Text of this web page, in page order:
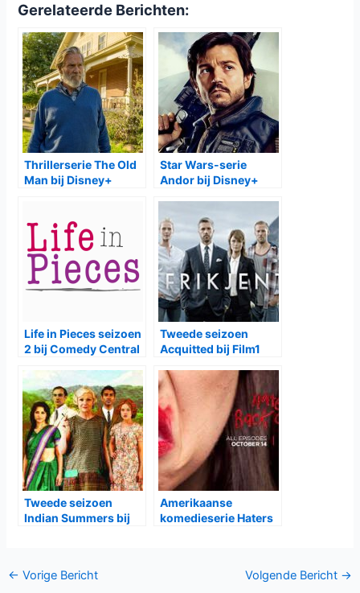
Gerelateerde Berichten:
Thrillerserie The Old
Man bij Disney+
Star Wars-serie
Andor bij Disney+
Life in Pieces seizoen
2 bij Comedy Central
Tweede seizoen
Acquitted bij Film1
Tweede seizoen
Indian Summers bij
Amerikaanse
komedieserie Haters
Bericht
← Vorige Bericht Volgende Bericht →